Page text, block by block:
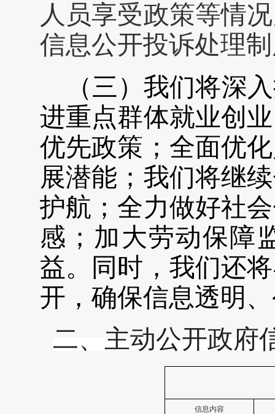
人员享受政策等情
信息公开投诉处理
（三）我们将深
进重点群体就业创
优先政策；全面优
展潜能；我们将继
护航；全力做好社
感；加大劳动保障
益。同时，我们还
开，确保信息透明
二、主动公开政府
信息内容